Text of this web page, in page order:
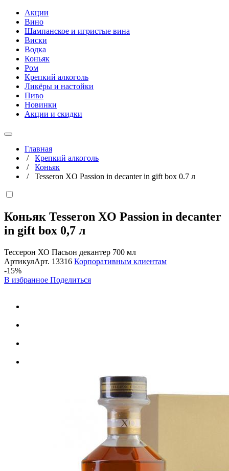
Акции
Вино
Шампанское и игристые вина
Виски
Водка
Коньяк
Ром
Крепкий алкоголь
Ликёры и настойки
Пиво
Новинки
Акции и скидки
Главная
/ Крепкий алкоголь
/ Коньяк
/ Tesseron XO Passion in decanter in gift box 0.7 л
Коньяк Tesseron XO Passion in decanter
in gift box 0,7 л
Тессерон ХО Пасьон декантер 700 мл
АртикулАрт. 13316 Корпоративным клиентам
-15%
В избранное Поделиться